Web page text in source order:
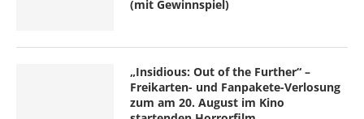
(mit Gewinnspiel)
„Insidious: Out of the Further“ –
Freikarten- und Fanpakete-Verlosung
zum am 20. August im Kino